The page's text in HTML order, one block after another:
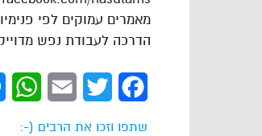
מאמרים עמוקים לפי
הדרכה לעבודת נפש
Facebook
Twitter
Email
שתפו וזכו את הרבים (-: